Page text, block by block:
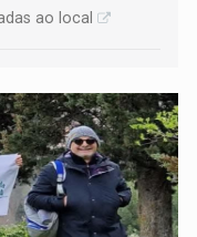
ao local